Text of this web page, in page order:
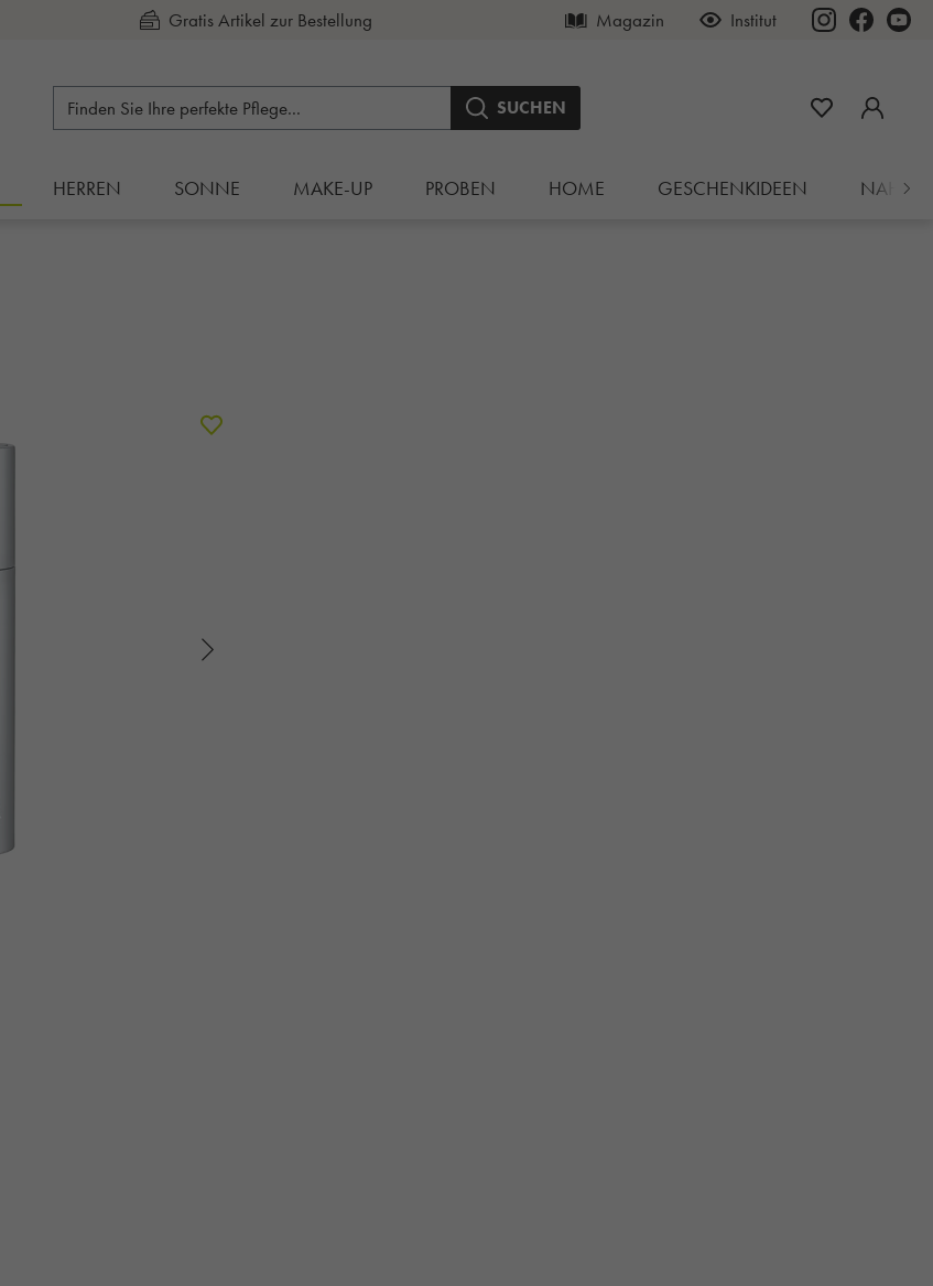
Kauf auf Rechnung Magazin Institut
SUCHEN
HERREN SONNE MAKE-UP PROBEN HOME GESCHENKIDEEN